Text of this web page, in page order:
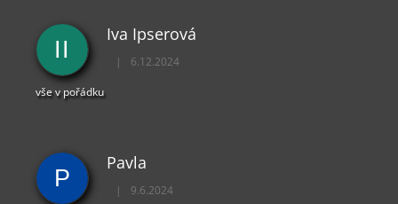
II
Iva Ipserová
Hodnocení obchodu je 5 z 5 hvězdiček.
| 6.12.2024
vše v pořádku
P
Pavla
Hodnocení obchodu je 5 z 5 hvězdiček.
| 9.6.2024